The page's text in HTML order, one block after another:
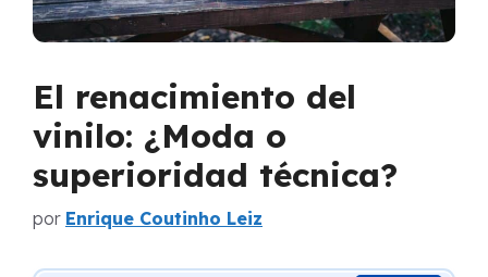
El renacimiento del
vinilo: ¿Moda o
superioridad técnica?
por Enrique Coutinho Leiz